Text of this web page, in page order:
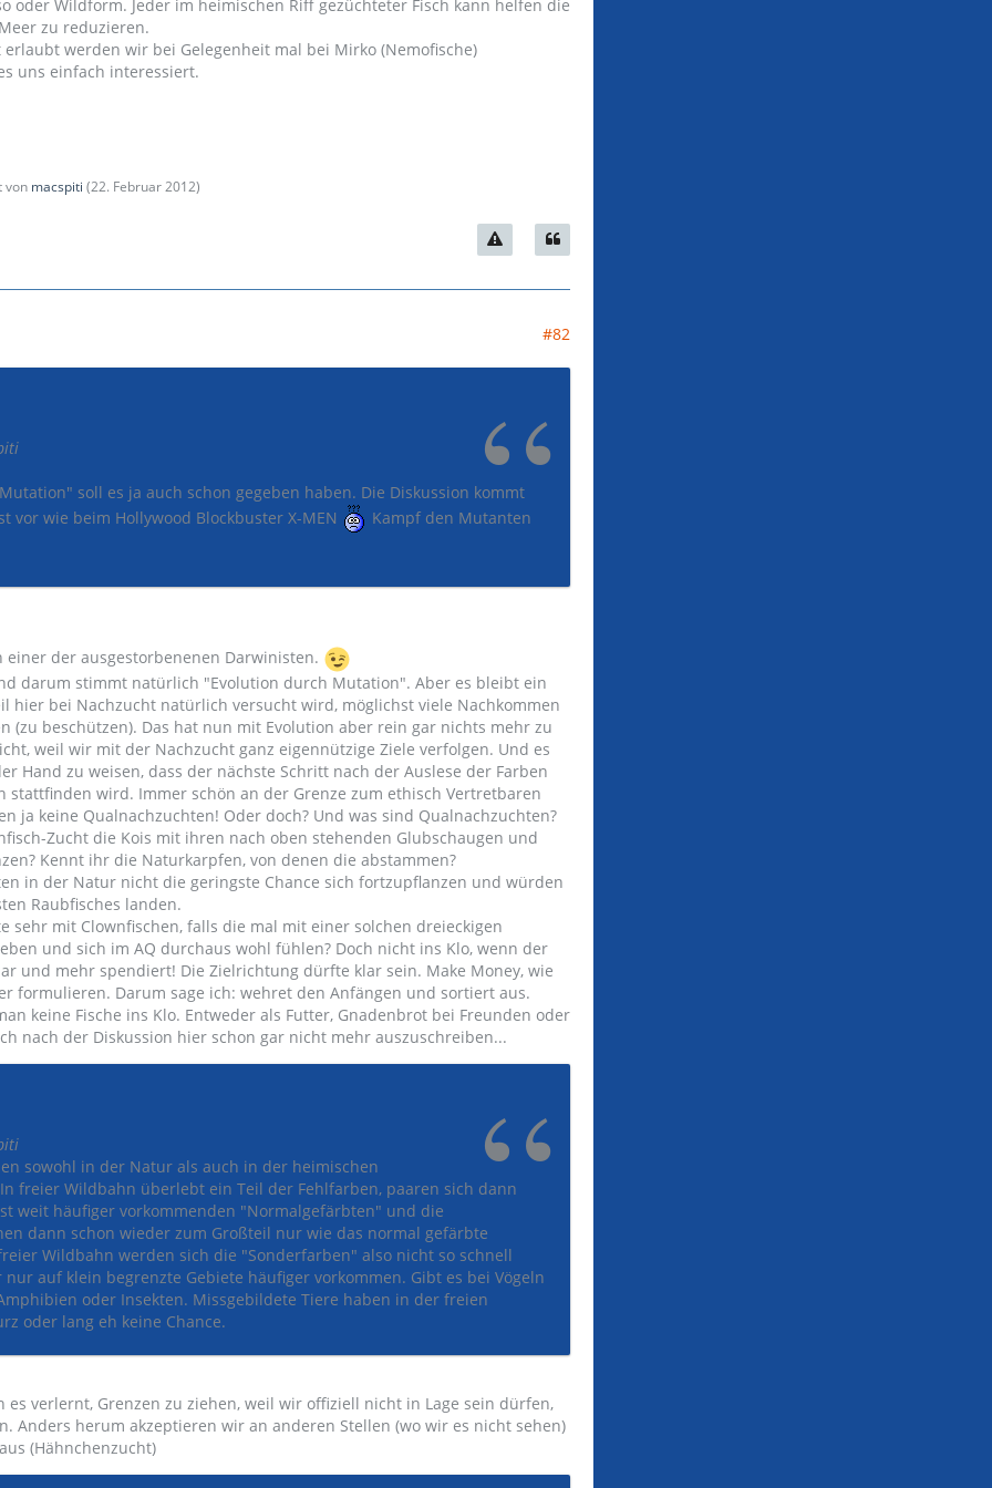
oder Wildform. Jeder im heimischen Riff gezüchteter Fisch kann helfen die
zu reduzieren.
erlaubt werden wir bei Gelegenheit mal bei Mirko (Nemofische)
uns einfach interessiert.
von macspiti (22. Februar 2012)
#82
soll es ja auch schon gegeben haben. Die Diskussion kommt
vor wie beim Hollywood Blockbuster X-MEN
Kampf den Mutanten
der ausgestorbenenen Darwinisten.
darum stimmt natürlich "Evolution durch Mutation". Aber es bleibt ein
hier bei Nachzucht natürlich versucht wird, möglichst viele Nachkommen
(zu beschützen). Das hat nun mit Evolution aber rein gar nichts mehr zu
weil wir mit der Nachzucht ganz eigennützige Ziele verfolgen. Und es
Hand zu weisen, dass der nächste Schritt nach der Auslese der Farben
stattfinden wird. Immer schön an der Grenze zum ethisch Vertretbaren
ja keine Qualnachzuchten! Oder doch? Und was sind Qualnachzuchten?
Zucht die Kois mit ihren nach oben stehenden Glubschaugen und
Kennt ihr die Naturkarpfen, von denen die abstammen?
in der Natur nicht die geringste Chance sich fortzupflanzen und würden
Raubfisches landen.
sehr mit Clownfischen, falls die mal mit einer solchen dreieckigen
und sich im AQ durchaus wohl fühlen? Doch nicht ins Klo, wenn der
und mehr spendiert! Die Zielrichtung dürfte klar sein. Make Money, wie
formulieren. Darum sage ich: wehret den Anfängen und sortiert aus.
keine Fische ins Klo. Entweder als Futter, Gnadenbrot bei Freunden oder
nach der Diskussion hier schon gar nicht mehr auszuschreiben...
sowohl in der Natur als auch in der heimischen
freier Wildbahn überlebt ein Teil der Fehlfarben, paaren sich dann
weit häufiger vorkommenden "Normalgefärbten" und die
dann schon wieder zum Großteil nur wie das normal gefärbte
Wildbahn werden sich die "Sonderfarben" also nicht so schnell
auf klein begrenzte Gebiete häufiger vorkommen. Gibt es bei Vögeln
oder Insekten. Missgebildete Tiere haben in der freien
oder lang eh keine Chance.
es verlernt, Grenzen zu ziehen, weil wir offiziell nicht in Lage sein dürfen,
Anders herum akzeptieren wir an anderen Stellen (wo wir es nicht sehen)
(Hähnchenzucht)